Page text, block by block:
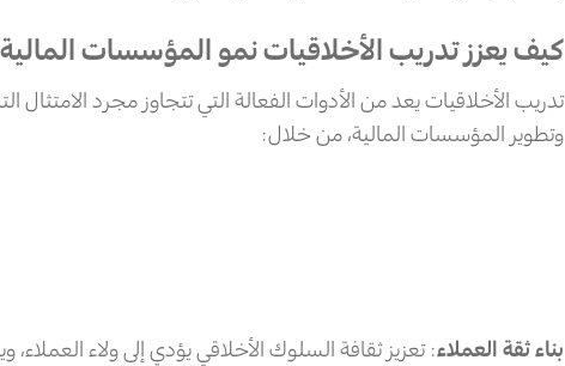
كيف يعزز تدريب الأخلاقيات نمو المؤسسات
تدريب الأخلاقيات يعد من الأدوات الفعالة التي تتجاوز مجرد الامتثال
وتطوير المؤسسات المالية، من خلال:
بناء ثقة العملاء: تعزيز ثقافة السلوك الأخلاقي يؤدي إلى ولاء